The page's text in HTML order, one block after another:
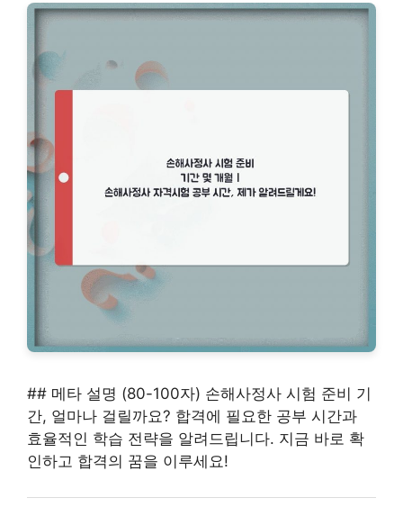
## 메타 설명 (80-100자) 손해사정사 시험 준비 기
간, 얼마나 걸릴까요? 합격에 필요한 공부 시간과
효율적인 학습 전략을 알려드립니다. 지금 바로 확
인하고 합격의 꿈을 이루세요!